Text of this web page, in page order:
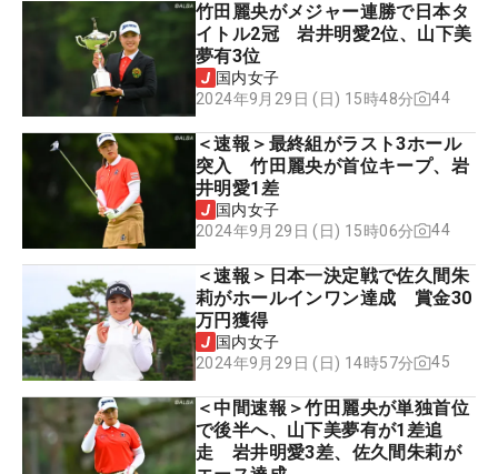
竹田麗央がメジャー連勝で日本タ
イトル2冠 岩井明愛2位、山下美
夢有3位
国内女子
2024年9月29日 (日) 15時48分
44
＜速報＞最終組がラスト3ホール
突入 竹田麗央が首位キープ、岩
井明愛1差
国内女子
2024年9月29日 (日) 15時06分
44
＜速報＞日本一決定戦で佐久間朱
莉がホールインワン達成 賞金30
万円獲得
国内女子
2024年9月29日 (日) 14時57分
45
＜中間速報＞竹田麗央が単独首位
で後半へ、山下美夢有が1差追
走 岩井明愛3差、佐久間朱莉が